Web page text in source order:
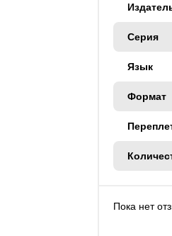
Серия
Язык
Формат
Пока нет